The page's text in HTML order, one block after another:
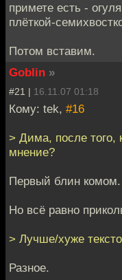
примете есть -
плёткой-
Потом вставим.
Goblin »
#21 | 16.11.07 01:18
Кому: tek, #16
> Дима, после того,
мнение?
Первый блин комом.
Но всё равно
> Лучше/хуже
Разное.